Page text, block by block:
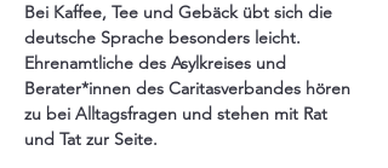
Bei Kaffee, Tee und Gebäck übt sich die
deutsche Sprache besonders leicht.
Ehrenamtliche des Asylkreises und
Berater*innen des Caritasverbandes hören
zu bei Alltagsfragen und stehen mit Rat
und Tat zur Seite.